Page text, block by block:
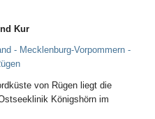
Kur
- Mecklenburg-Vorpommern -
von Rügen liegt die
Königshörn im